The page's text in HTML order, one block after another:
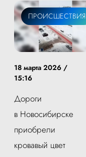
ПРОИСШЕСТВИЯ
18 марта 2026 /
15:16
Дороги
в Новосибирске
приобрели
кровавый цвет